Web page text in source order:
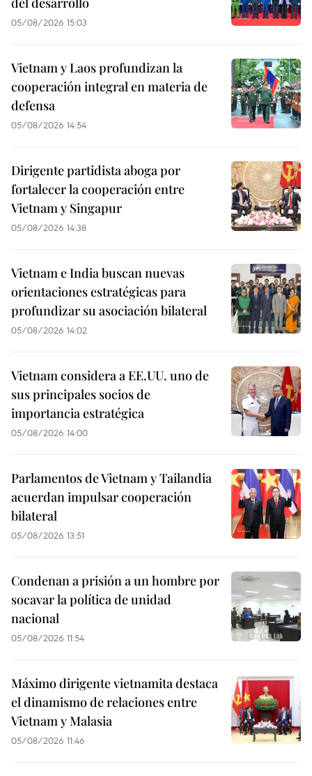
05/08/2026 15:03
Vietnam y Laos profundizan la
cooperación integral en materia de
defensa
05/08/2026 14:54
Dirigente partidista aboga por
fortalecer la cooperación entre
Vietnam y Singapur
05/08/2026 14:38
Vietnam e India buscan nuevas
orientaciones estratégicas para
profundizar su asociación bilateral
05/08/2026 14:02
Vietnam considera a EE.UU. uno de
sus principales socios de
importancia estratégica
05/08/2026 14:00
Parlamentos de Vietnam y Tailandia
acuerdan impulsar cooperación
bilateral
05/08/2026 13:51
Condenan a prisión a un hombre por
socavar la política de unidad
nacional
05/08/2026 11:54
Máximo dirigente vietnamita destaca
el dinamismo de relaciones entre
Vietnam y Malasia
05/08/2026 11:46